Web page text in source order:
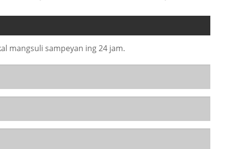
mangsuli sampeyan ing 24 jam.